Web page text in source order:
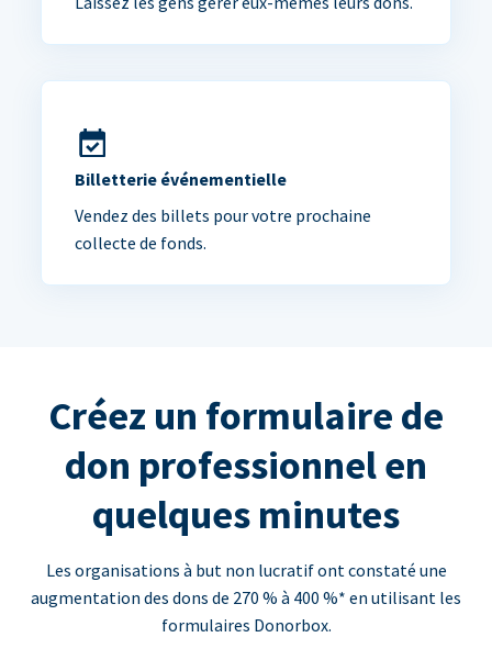
Billetterie événementielle
Vendez des billets pour votre prochaine
collecte de fonds.
Créez un formulaire de
don professionnel en
quelques minutes
Les organisations à but non lucratif ont constaté une
augmentation des dons de 270 % à 400 %* en utilisant les
formulaires Donorbox.